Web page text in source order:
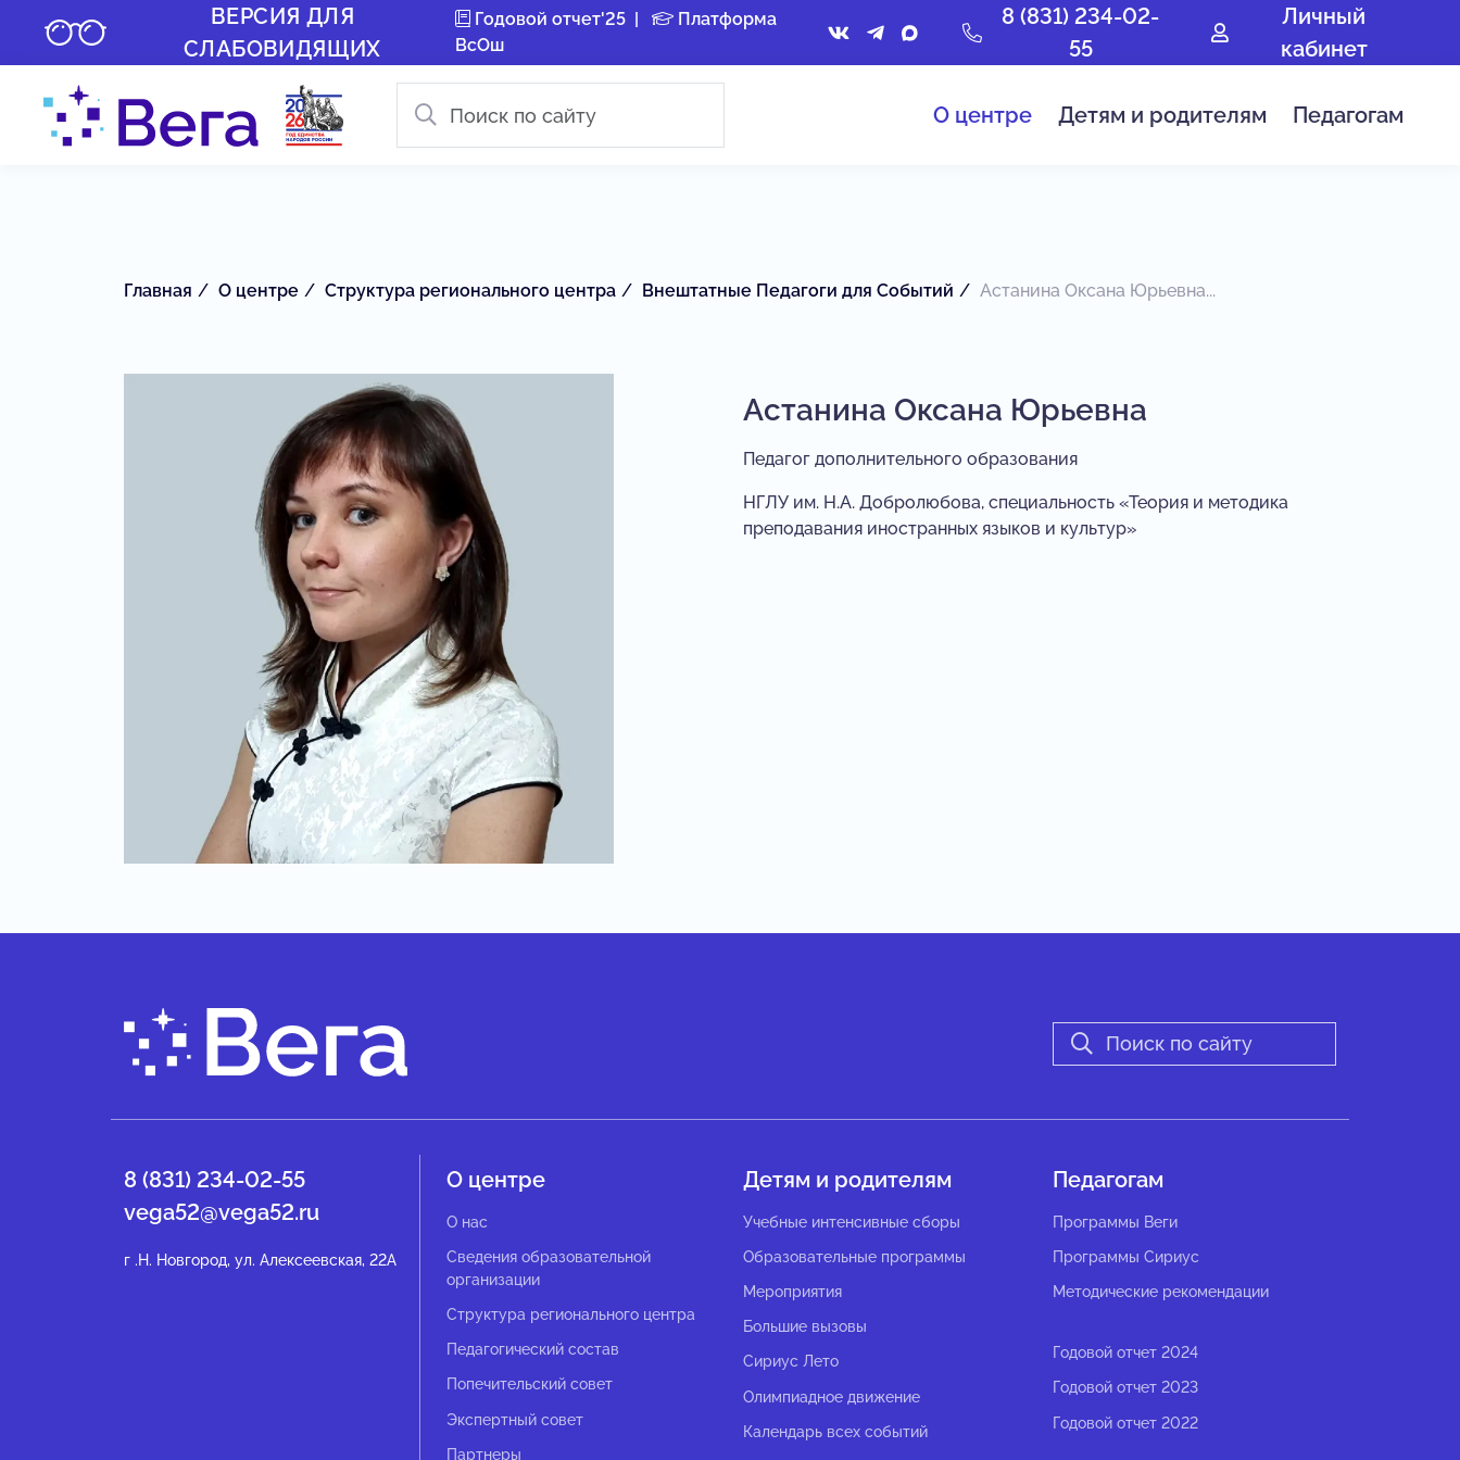
ВЕРСИЯ ДЛЯ
СЛАБОВИДЯЩИХ
Годовой отчет'25|
Платформа
ВсОш
8 (831) 234-02-
55
Личный
кабинет
О центре Детям и родителям Педагогам
Главная О центре Структура регионального центра Внештатные Педагоги для Событий Астанина Оксана Юрьевна...
Астанина Оксана Юрьевна
Педагог дополнительного образования
НГЛУ им. Н.А. Добролюбова, специальность «Теория и методика
преподавания иностранных языков и культур»
8 (831) 234-02-55
vega52@vega52.ru
г .Н. Новгород, ул. Алексеевская, 22А
О центре
О нас
Сведения образовательной
организации
Структура регионального центра
Педагогический состав
Попечительский совет
Экспертный совет
Партнеры
Детям и родителям
Учебные интенсивные сборы
Образовательные программы
Мероприятия
Большие вызовы
Сириус Лето
Олимпиадное движение
Календарь всех событий
Педагогам
Программы Веги
Программы Сириус
Методические рекомендации
Годовой отчет 2024
Годовой отчет 2023
Годовой отчет 2022